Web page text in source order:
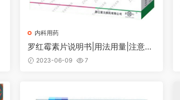
内科用药
罗红霉素片说明书|用法用量|注意事
项 2023-06-09 7